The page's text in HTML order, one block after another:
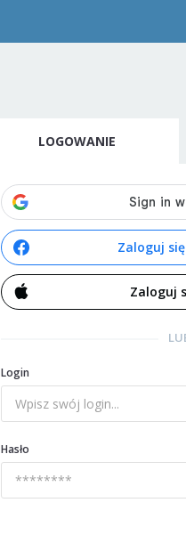
LOGOWANIE
Zaloguj
Zaloguj
Login
Hasło